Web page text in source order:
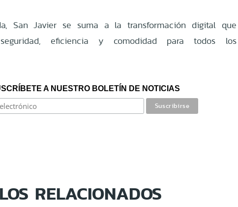
San Javier se suma a la transformación digital que
eficiencia y comodidad para todos los
A NUESTRO BOLETÍN DE NOTICIAS
RELACIONADOS